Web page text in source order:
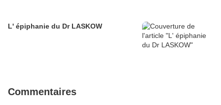
L' épiphanie du Dr LASKOW
Commentaires